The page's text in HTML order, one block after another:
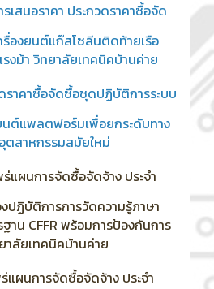
เสนอราคา ประกวดราคาซื้อจัด
องยนต์แก๊สโซลีนติดท้ายเรือ
งม้า วิทยาลัยเทคนิคบ้านค่าย
ราคาซื้อจัดซื้อชุดปฏิบัติการระบบ
ต์แพลตฟอร์มเพื่อยกระดับทาง
ตสาหกรรมสมัยใหม่
แผนการจัดซื้อจัดจ้าง ประจำ
ปฏิบัติการการวัดความรู้ภาษา
าน CFFR พร้อมการป้องกันการ
าลัยเทคนิคบ้านค่าย
แผนการจัดซื้อจัดจ้าง ประจำ